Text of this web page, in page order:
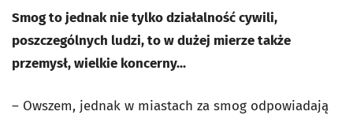
Smog to jednak nie tylko działalność cywili,
poszczególnych ludzi, to w dużej mierze także
przemysł, wielkie koncerny...
– Owszem, jednak w miastach za smog odpowiadają